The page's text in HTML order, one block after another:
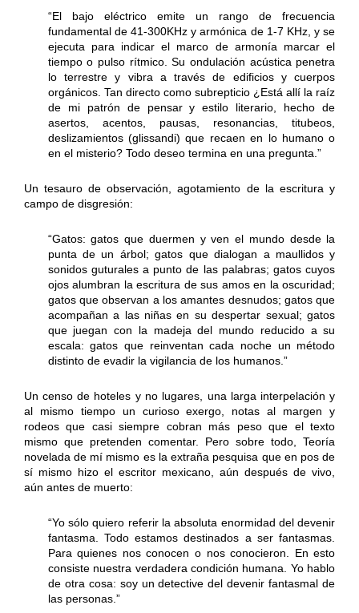
“El bajo eléctrico emite un rango de frecuencia
fundamental de 41-300KHz y armónica de 1-7 KHz, y se
ejecuta para indicar el marco de armonía marcar el
tiempo o pulso rítmico. Su ondulación acústica penetra
lo terrestre y vibra a través de edificios y cuerpos
orgánicos. Tan directo como subrepticio ¿Está allí la raíz
de mi patrón de pensar y estilo literario, hecho de
asertos, acentos, pausas, resonancias, titubeos,
deslizamientos (glissandi) que recaen en lo humano o
en el misterio? Todo deseo termina en una pregunta.”
Un tesauro de observación, agotamiento de la escritura y
campo de disgresión:
“Gatos: gatos que duermen y ven el mundo desde la
punta de un árbol; gatos que dialogan a maullidos y
sonidos guturales a punto de las palabras; gatos cuyos
ojos alumbran la escritura de sus amos en la oscuridad;
gatos que observan a los amantes desnudos; gatos que
acompañan a las niñas en su despertar sexual; gatos
que juegan con la madeja del mundo reducido a su
escala: gatos que reinventan cada noche un método
distinto de evadir la vigilancia de los humanos.”
Un censo de hoteles y no lugares, una larga interpelación y
al mismo tiempo un curioso exergo, notas al margen y
rodeos que casi siempre cobran más peso que el texto
mismo que pretenden comentar. Pero sobre todo, Teoría
novelada de mí mismo es la extraña pesquisa que en pos de
sí mismo hizo el escritor mexicano, aún después de vivo,
aún antes de muerto:
“Yo sólo quiero referir la absoluta enormidad del devenir
fantasma. Todo estamos destinados a ser fantasmas.
Para quienes nos conocen o nos conocieron. En esto
consiste nuestra verdadera condición humana. Yo hablo
de otra cosa: soy un detective del devenir fantasmal de
las personas.”